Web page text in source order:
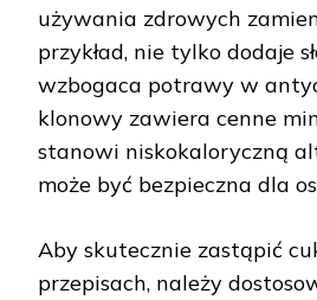
używania zdrowych
przykład, nie tylko dodaje
wzbogaca potrawy w
klonowy zawiera cenne
stanowi niskokaloryczną
może być bezpieczna dla
Aby skutecznie zastąpić
przepisach, należy